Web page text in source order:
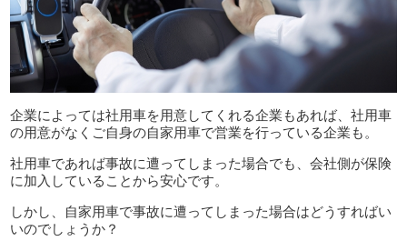
企業によっては社用車を用意してくれる企業もあれば、社用車
の用意がなくご自身の自家用車で営業を行っている企業も。
社用車であれば事故に遭ってしまった場合でも、会社側が保険
に加入していることから安心です。
しかし、自家用車で事故に遭ってしまった場合はどうすればい
いのでしょうか？